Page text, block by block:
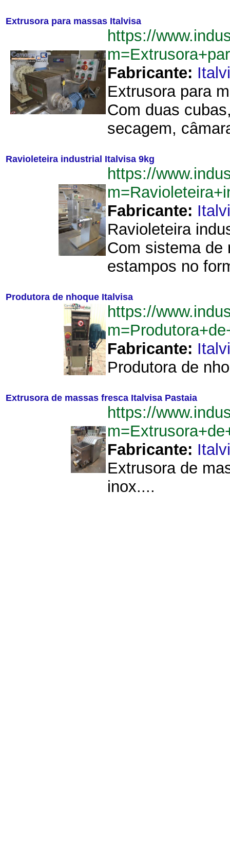
Extrusora para massas Italvisa
https://
Fabricante:
Extrusora para
Com duas
secagem,
Ravioleteira industrial Italvisa 9kg
https://
Fabricante:
Ravioleteira
Com sistema de
estampos no
Produtora de nhoque Italvisa
https://
Fabricante:
Produtora de
Extrusora de massas fresca Italvisa Pastaia
https://
Fabricante:
Extrusora de
inox....